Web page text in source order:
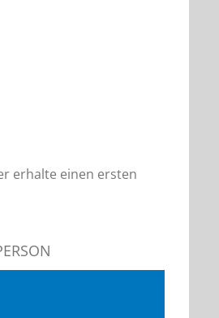
erhalte einen ersten